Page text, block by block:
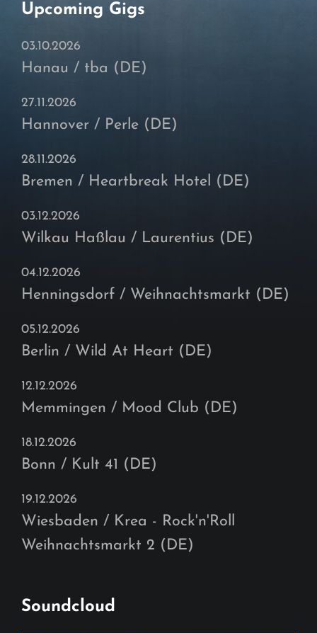
Upcoming Gigs
03.10.2026
Hanau / tba (DE)
27.11.2026
Hannover / Perle (DE)
28.11.2026
Bremen / Heartbreak Hotel (DE)
03.12.2026
Wilkau Haßlau / Laurentius (DE)
04.12.2026
Henningsdorf / Weihnachtsmarkt (DE)
05.12.2026
Berlin / Wild At Heart (DE)
12.12.2026
Memmingen / Mood Club (DE)
18.12.2026
Bonn / Kult 41 (DE)
19.12.2026
Wiesbaden / Krea - Rock'n'Roll
Weihnachtsmarkt 2 (DE)
Soundcloud